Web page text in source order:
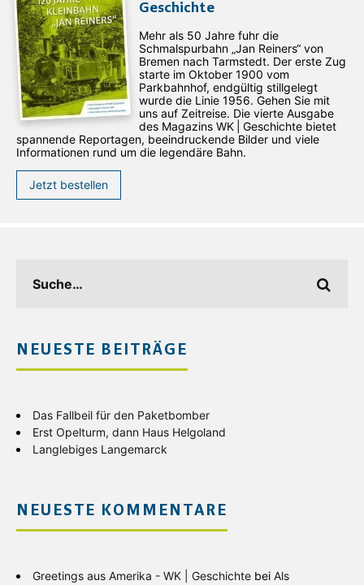
Geschichte
Mehr als 50 Jahre fuhr die
Schmalspurbahn „Jan ­Reiners“ von
Bremen nach Tarmstedt. Der erste Zug
starte im Oktober 1900 vom
Parkbahnhof, endgültig stillgelegt
wurde die Linie 1956. Gehen Sie mit
uns auf Zeitreise. Die vierte Ausgabe
des ­Magazins WK | Geschichte bietet
spannende Reportagen, beeindruckende Bilder und viele
Informationen rund um die legendäre Bahn.
Jetzt bestellen
NEUESTE BEITRÄGE
Das Fallbeil für den Paketbomber
Erst Opelturm, dann Haus Helgoland
Langlebiges Langemarck
NEUESTE KOMMENTARE
Greetings aus Amerika - WK | Geschichte bei Als